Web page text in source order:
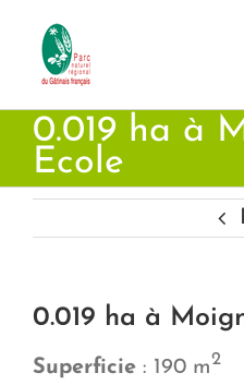
contenu
0.019 ha à
Ecole
0.019 ha à
Superficie : 190 m2